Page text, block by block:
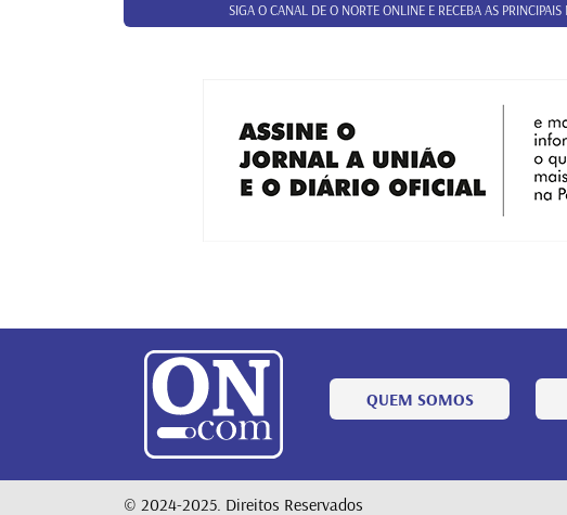
SIGA O CANAL DE O NORTE ONLINE E RECEBA AS
QUEM SOMOS
© 2024-2025. Direitos Reservados